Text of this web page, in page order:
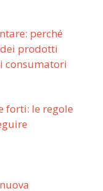
perché
dei prodotti
consumatori
forti: le regole